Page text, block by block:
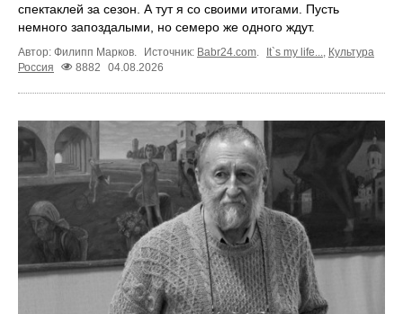
спектаклей за сезон. А тут я со своими итогами. Пусть
немного запоздалыми, но семеро же одного ждут.
Автор: Филипп Марков. Источник: Babr24.com. It`s my life..., Культура
Россия
8882 04.08.2026